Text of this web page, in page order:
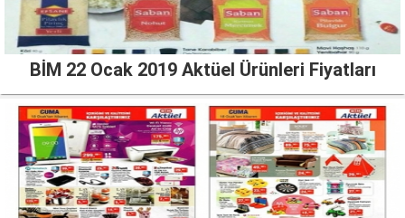
BİM 22 Ocak 2019 Aktüel Ürünleri Fiyatları